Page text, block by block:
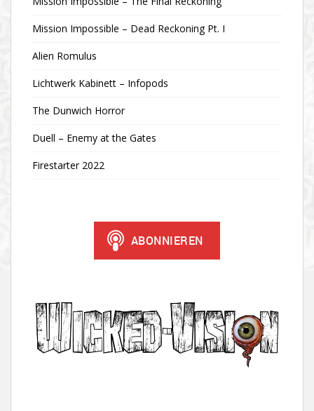
Mission Impossible – Dead Reckoning Pt. I
Alien Romulus
Lichtwerk Kabinett – Infopods
The Dunwich Horror
Duell – Enemy at the Gates
Firestarter 2022